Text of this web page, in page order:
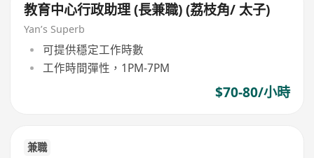
教育中心行政助理 (長兼職) (荔枝角/ 太子)
Yan’s Superb
可提供穩定工作時數
工作時間彈性，1PM-7PM
$70-80/小時
兼職